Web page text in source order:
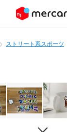
ストリート系スポーツ